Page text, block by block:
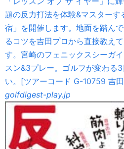
題の反力打法を体験&マスター
宿」を開催します。地面を踏ん
るコツを吉田プロから直接教え
す。宮崎のフェニックスシーガ
スン&3プレー。ゴルフが変わる
い。[ツアーコード G-10759 吉
golfdigest-play.jp